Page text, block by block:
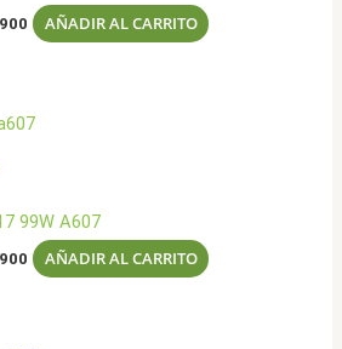
El
precio
AÑADIR AL CARRITO
99W A607
El
precio
AÑADIR AL CARRITO